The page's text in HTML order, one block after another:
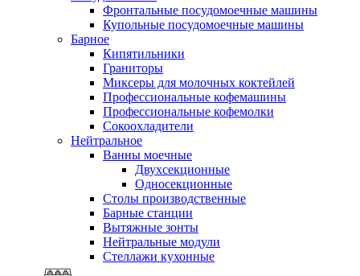
Фронтальные посудомоечные машины
Купольные посудомоечные машины
Барное
Кипятильники
Граниторы
Миксеры для молочных коктейлей
Профессиональные кофемашины
Профессиональные кофемолки
Сокоохладители
Нейтральное
Ванны моечные
Двухсекционные
Односекционные
Столы производственные
Барные станции
Вытяжные зонты
Нейтральные модули
Стеллажи кухонные